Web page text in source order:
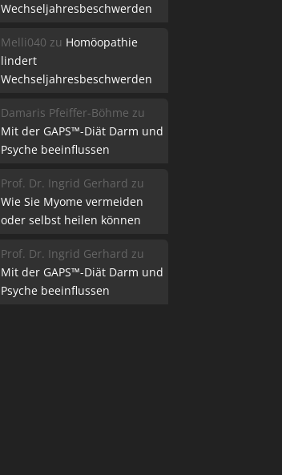
Wechseljahresbeschwerden
Melli040 zu Homöopathie
lindert
Wechseljahresbeschwerden
Damaris Pfeiffer-Böhme zu
Mit der GAPS™-Diät Darm und
Psyche beeinflussen
Prof. Dr. Ingrid Gerhard zu
Wie Sie Myome vermeiden
oder selbst heilen können
Prof. Dr. Ingrid Gerhard zu
Mit der GAPS™-Diät Darm und
Psyche beeinflussen